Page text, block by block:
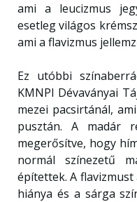
ami a leucizmus
esetleg világos
ami a flavizmus
Ez utóbbi
KMNPI Dévaványai
mezei pacsirtánál,
pusztán. A madár
megerősítve, hogy
normál színezetű
építettek. A
hiánya és a sárga